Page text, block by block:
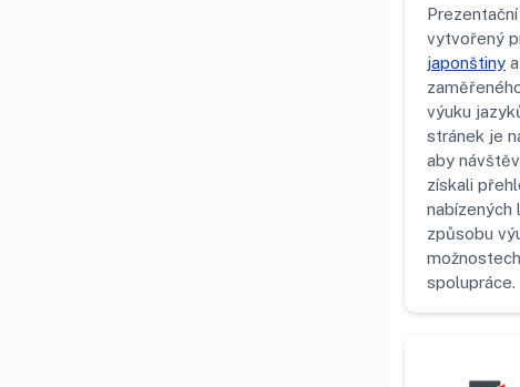
vytvořený
japonštiny
výuku
stránek je
aby
získali
nabízených
způsobu
spolupráce.